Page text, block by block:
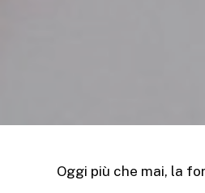
Oggi più che mai, la